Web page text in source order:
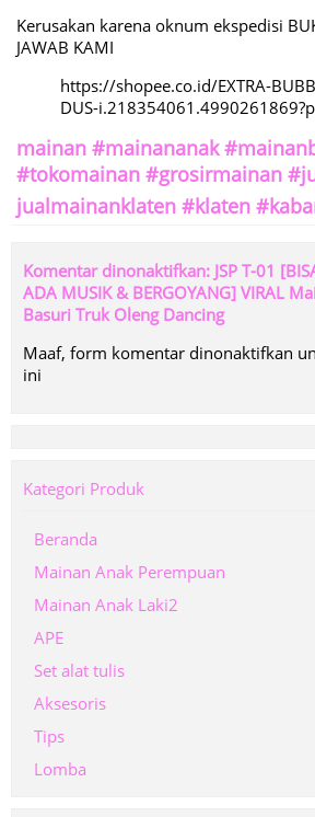
Kerusakan karena oknum ekspedisi
JAWAB KAMI
https://shopee.co.id/EXTRA-
DUS-
mainan #mainananak
#tokomainan #grosirmainan
jualmainanklaten #klaten
Komentar dinonaktifkan: JSP T-01
ADA MUSIK & BERGOYANG] VIRAL
Basuri Truk Oleng Dancing
Maaf, form komentar dinonaktifkan
ini
Kategori Produk
Beranda
Mainan Anak Perempuan
Mainan Anak Laki2
APE
Set alat tulis
Aksesoris
Tips
Lomba